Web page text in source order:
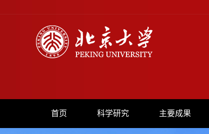
首页 科学研究 主要成果